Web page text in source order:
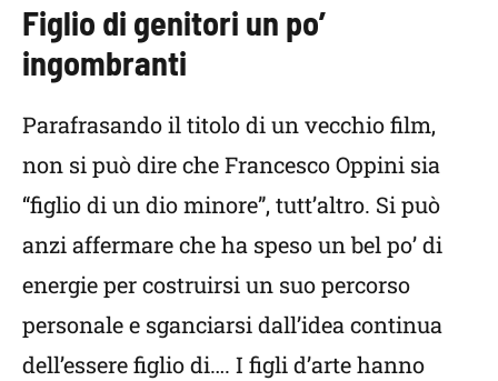
Figlio di genitori un po’
ingombranti
Parafrasando il titolo di un vecchio film,
non si può dire che Francesco Oppini sia
“figlio di un dio minore”, tutt’altro. Si può
anzi affermare che ha speso un bel po’ di
energie per costruirsi un suo percorso
personale e sganciarsi dall’idea continua
dell’essere figlio di…. I figli d’arte hanno